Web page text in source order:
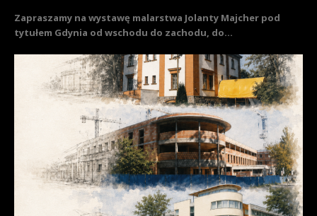
Zapraszamy na wystawę malarstwa Jolanty Majcher pod
tytułem Gdynia od wschodu do zachodu, do...